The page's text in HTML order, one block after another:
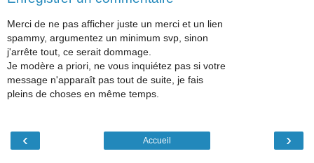
Merci de ne pas afficher juste un merci et un lien
spammy, argumentez un minimum svp, sinon
j'arrête tout, ce serait dommage.
Je modère a priori, ne vous inquiétez pas si votre
message n'apparaît pas tout de suite, je fais
pleins de choses en même temps.
‹ ›
Accueil